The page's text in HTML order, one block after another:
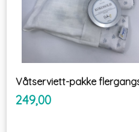
Pris
249,00mva.